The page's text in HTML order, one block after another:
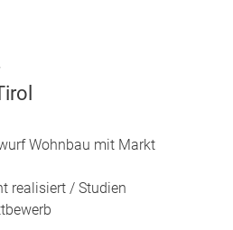
Wohnbau mit Markt
realisiert / Studien